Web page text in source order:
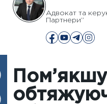
Адвокат та
Партнери”